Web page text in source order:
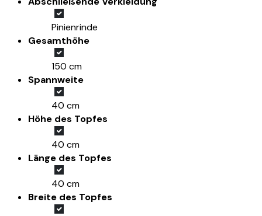
Pinienrinde
Gesamthöhe
150 cm
Spannweite
40 cm
Höhe des Topfes
40 cm
Länge des Topfes
40 cm
Breite des Topfes